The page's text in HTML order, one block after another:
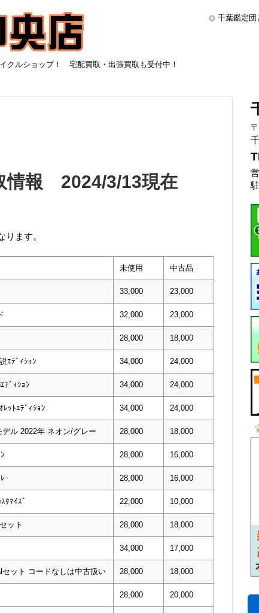
クルショップ！ 宅配買取・出張買取も受付中！
千葉鑑定団
報 2024/3/13現在
ます。
未使用 中古品
33,000 23,000
32,000 23,000
28,000 18,000
ｴﾃﾞｨｼｮﾝ 34,000 24,000
ﾃﾞｨｼｮﾝ 34,000 24,000
ﾚｯﾄｴﾃﾞｨｼｮﾝ 34,000 24,000
ル 2022年 ネオン/グレー 28,000 18,000
28,000 16,000
ｰ 28,000 16,000
ﾀﾏｲｽﾞ 22,000 10,000
ット 28,000 18,000
34,000 17,000
ット コードなしは中古扱い 28,000 18,000
28,000 20,000